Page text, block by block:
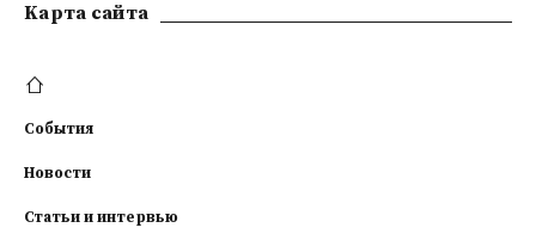
Kарта сайта
События
Новости
Статьи и интервью